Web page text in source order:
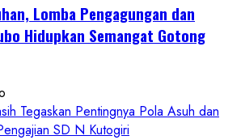
Lomba Pengagungan dan
Hidupkan Semangat Gotong
Tegaskan Pentingnya Pola Asuh dan
SD N Kutogiri